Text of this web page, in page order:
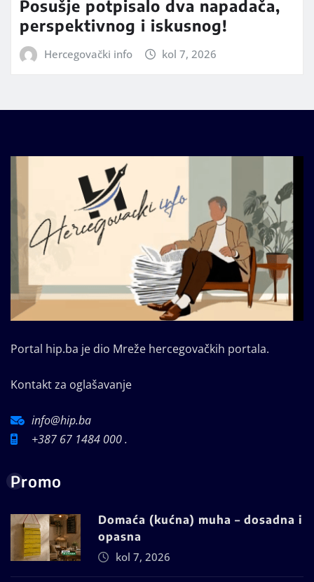
Posušje potpisalo dva napadača,
perspektivnog i iskusnog!
Hercegovački info kol 7, 2026
Portal hip.ba je dio Mreže hercegovačkih portala.
Kontakt za oglašavanje
info@hip.ba
+387 67 1484 000 .
Promo
Domaća (kućna) muha – dosadna i
opasna
kol 7, 2026